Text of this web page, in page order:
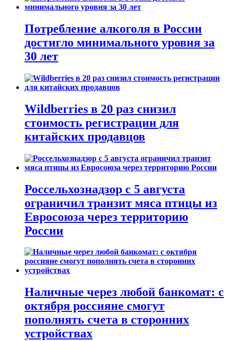
Потребление алкоголя в России
достигло минимального уровня за
30 лет
Wildberries в 20 раз снизил
стоимость регистрации для
китайских продавцов
Россельхознадзор с 5 августа
ограничил транзит мяса птицы из
Евросоюза через территорию
России
Наличные через любой банкомат: с
октября россияне смогут
пополнять счета в сторонних
устройствах